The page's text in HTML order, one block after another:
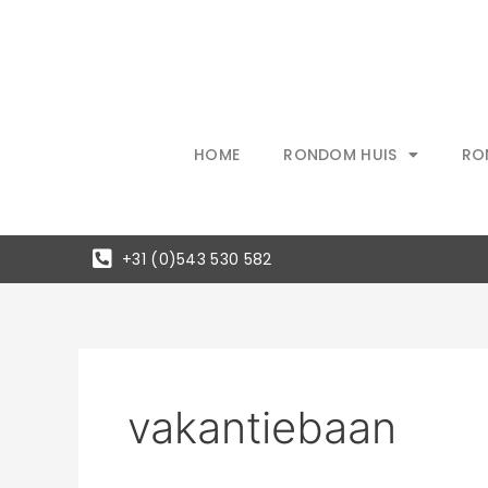
HOME RONDOM HUIS
+31 (0)543 530 582
vakantiebaan